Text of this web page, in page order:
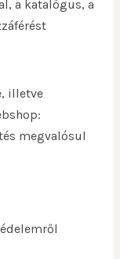
a katalógus, a
illetve
megvalósul